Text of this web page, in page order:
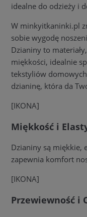
idealne do odzieży i
W minkyitkaninki.pl
sobie wygodę
Dzianiny to
miękkości, idealnie
tekstyliów
dzianinę, która da
[IKONA]
Miękkość i
Dzianiny są miękkie,
zapewnia komfort
[IKONA]
Przewiewność i